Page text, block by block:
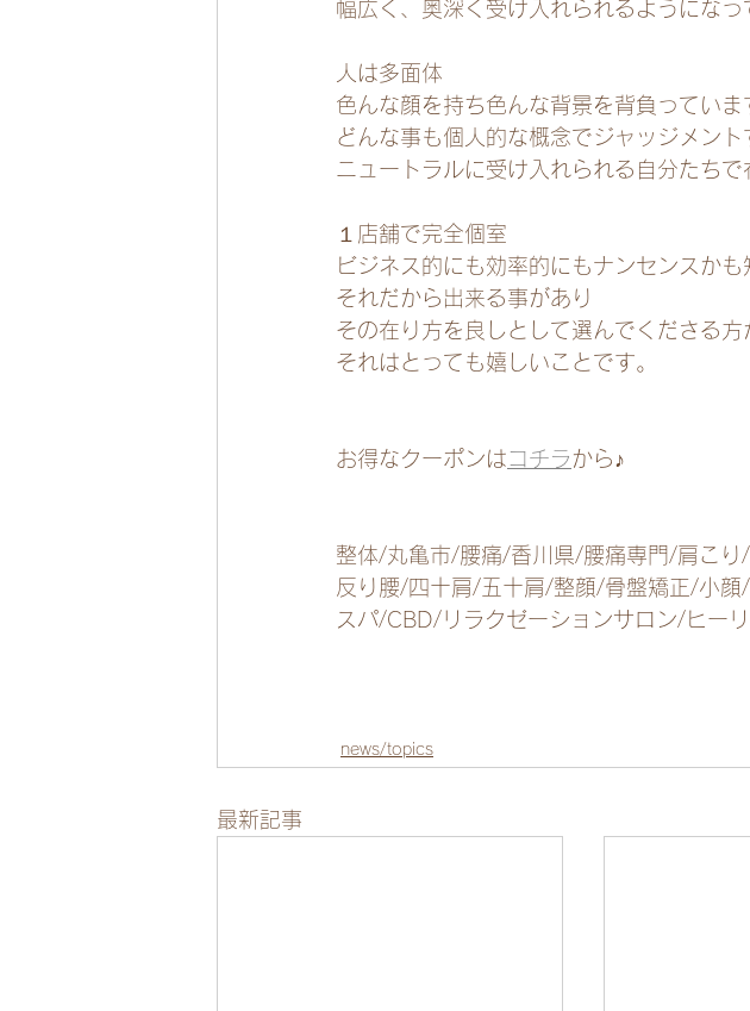
幅広く、奥深く受け入れられるようになっ
人は多面体
色んな顔を持ち色んな背景を背負っていま
どんな事も個人的な概念でジャッジメント
ニュートラルに受け入れられる自分たちで
１店舗で完全個室
ビジネス的にも効率的にもナンセンスか
それだから出来る事があり
その在り方を良しとして選んでくださる方
それはとっても嬉しいことです。
お得なクーポンはコチラ から♪
整体/丸亀市/腰痛/香川県/腰痛専門/肩こ
反り腰/四十肩/五十肩/整顔/骨盤矯正/小
スパ/CBD/リラクゼーションサロン/ヒー
news/topics
最新記事